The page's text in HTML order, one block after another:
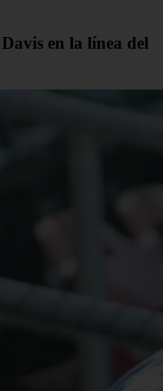
en la línea del